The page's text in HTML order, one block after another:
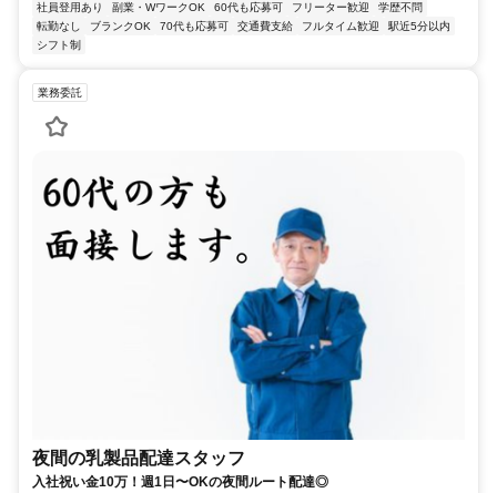
社員登用あり 副業・WワークOK 60代も応募可 フリーター歓迎
学歴不問
転勤なし
ブランクOK 70代も応募可 交通費支給 フルタイム歓迎
駅近5分以内
シフト制
業務委託
夜間の乳製品配達スタッフ
入社祝い金10万！週1日〜OKの夜間ルート配達◎